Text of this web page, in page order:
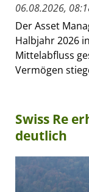
06.08.2026,
Der Asset
Halbjahr 2026
Mittelabfluss
Vermögen
Swiss Re
deutlich